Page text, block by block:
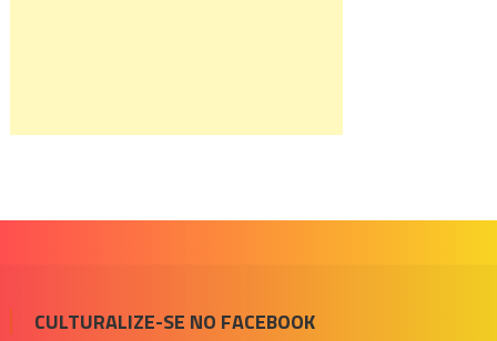
CULTURALIZE-SE NO FACEBOOK